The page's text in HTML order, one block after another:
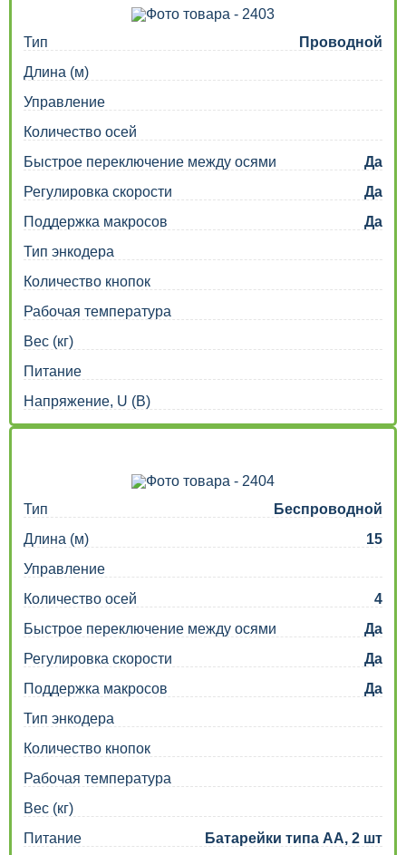
Тип
Проводной
Длина (м)
Управление
Количество осей
Быстрое переключение между осями
Да
Регулировка скорости
Да
Поддержка макросов
Да
Тип энкодера
Количество кнопок
Рабочая температура
Вес (кг)
Питание
Напряжение, U (В)
Тип
Беспроводной
Длина (м)
15
Управление
Количество осей
4
Быстрое переключение между осями
Да
Регулировка скорости
Да
Поддержка макросов
Да
Тип энкодера
Количество кнопок
Рабочая температура
Вес (кг)
Питание
Батарейки типа АА, 2 шт